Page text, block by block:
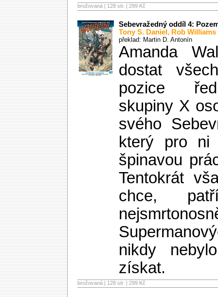
brožovaná | 128 str. | 299 Kč
Sebevražedný oddíl 4:
Tony S. Daniel , Rob Williams
překlad: Martin D. Antonín
Amanda
dostat
pozice
skupiny X
svého
který pro ni
špinavou
Tentokrát
chce,
nikdy
získat.
brožovaná | 128 str. | 299 Kč